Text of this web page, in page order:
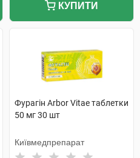
КУПИТИ
Фурагін Arbor Vitae таблетки
50 мг 30 шт
Київмедпрепарат